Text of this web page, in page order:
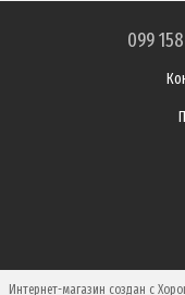
099
Интернет-магазин создан с